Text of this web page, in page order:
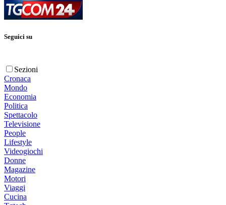
Seguici su
Sezioni
Cronaca
Mondo
Economia
Politica
Spettacolo
Televisione
People
Lifestyle
Videogiochi
Donne
Magazine
Motori
Viaggi
Cucina